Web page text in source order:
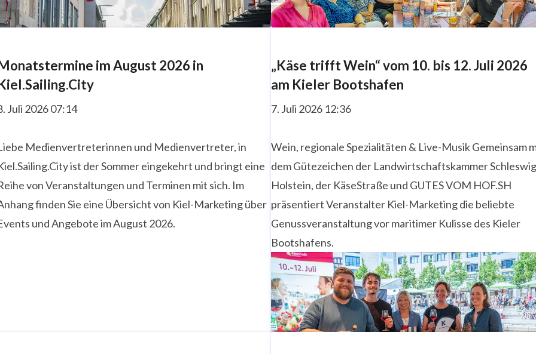
im August 2026 in
Juli 2026 07:14
Medienvertreterinnen und Medienvertreter, in
ist der Sommer eingekehrt und bringt eine
von Veranstaltungen und Terminen mit sich. Im
finden Sie eine Übersicht von Kiel-Marketing über
und Angebote im August 2026.
„Käse trifft Wein“ vom 10. bis 12. Juli 2026
am Kieler Bootshafen
7. Juli 2026 12:36
Wein, regionale Spezialitäten & Live-Musik Gemeinsam
dem Gütezeichen der Landwirtschaftskammer
Holstein, der KäseStraße und GUTES VOM HOF.SH
präsentiert Veranstalter Kiel-Marketing die beliebte
Genussveranstaltung vor maritimer Kulisse des Kieler
Bootshafens.